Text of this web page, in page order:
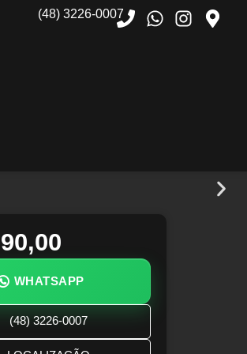
(48) 3226-0007
WHATSAPP
(48) 3226-0007